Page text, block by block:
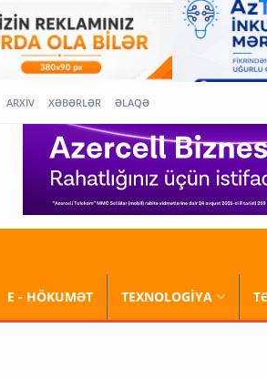
ARXİV XƏBƏRLƏR ƏLAQƏ
E - HÖKUMƏT TEXNOLOGİYA